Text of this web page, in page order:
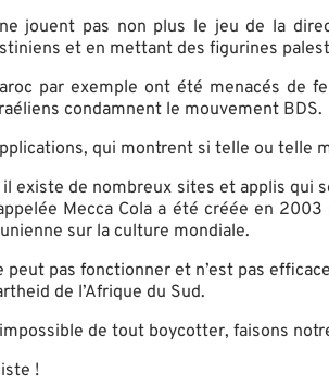
jouent pas non plus le jeu de la
et en mettant des figurines
par exemple ont été menacés de
condamnent le mouvement BDS.
qui montrent si telle ou telle
existe de nombreux sites et applis qui
Mecca Cola a été créée en
sur la culture mondiale.
pas fonctionner et n’est pas
de l’Afrique du Sud.
de tout boycotter, faisons
!